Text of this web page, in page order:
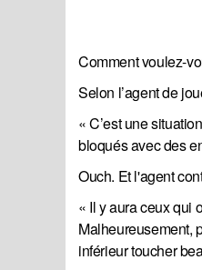
Comment voulez-
Selon l’agent de
« C’est une
bloqués avec des
Ouch. Et l'agent
« Il y aura ceux qui
Malheureusement,
inférieur toucher